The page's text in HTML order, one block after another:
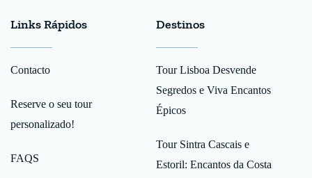
Links Rápidos
Contacto
Reserve o seu tour
personalizado!
FAQS
Destinos
Tour Lisboa Desvende
Segredos e Viva Encantos
Épicos
Tour Sintra Cascais e
Estoril: Encantos da Costa